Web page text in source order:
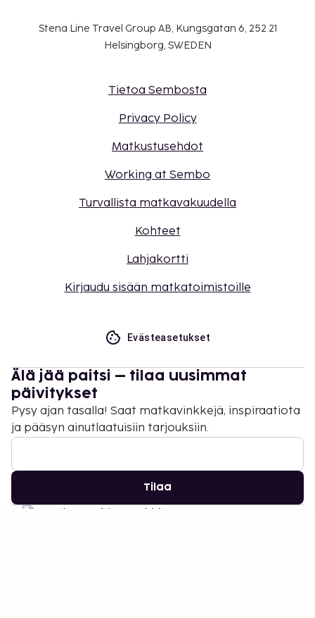
Stena Line Travel Group AB, Kungsgatan 6, 252 21
Helsingborg, SWEDEN
Tietoa Sembosta
Privacy Policy
Matkustusehdot
Working at Sembo
Turvallista matkavakuudella
Kohteet
Lahjakortti
Kirjaudu sisään matkatoimistoille
Evästeasetukset
Älä jää paitsi – tilaa uusimmat
päivitykset
Pysy ajan tasalla! Saat matkavinkkejä, inspiraatiota
ja pääsyn ainutlaatuisiin tarjouksiin.
Tilaa